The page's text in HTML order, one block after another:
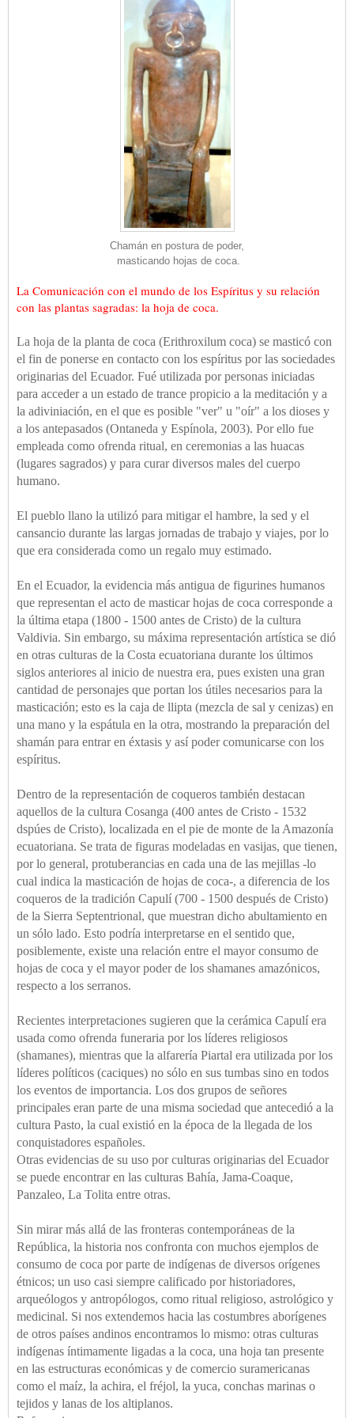
Chamán en postura de poder,
masticando hojas de coca.
La Comunicación con el mundo de los Espíritus y su relación
con las plantas sagradas: la hoja de coca.
La hoja de la planta de coca (Erithroxilum coca) se masticó con
el fin de ponerse en contacto con los espíritus por las sociedades
originarias del Ecuador. Fué utilizada por personas iniciadas
para acceder a un estado de trance propicio a la meditación y a
la adiviniación, en el que es posible "ver" u "oír" a los dioses y
a los antepasados (Ontaneda y Espínola, 2003). Por ello fue
empleada como ofrenda ritual, en ceremonias a las huacas
(lugares sagrados) y para curar diversos males del cuerpo
humano.
El pueblo llano la utilizó para mitigar el hambre, la sed y el
cansancio durante las largas jornadas de trabajo y viajes, por lo
que era considerada como un regalo muy estimado.
En el Ecuador, la evidencia más antigua de figurines humanos
que representan el acto de masticar hojas de coca corresponde a
la última etapa (1800 - 1500 antes de Cristo) de la cultura
Valdivia. Sin embargo, su máxima representación artística se dió
en otras culturas de la Costa ecuatoriana durante los últimos
siglos anteriores al inicio de nuestra era, pues existen una gran
cantidad de personajes que portan los útiles necesarios para la
masticación; esto es la caja de llipta (mezcla de sal y cenizas) en
una mano y la espátula en la otra, mostrando la preparación del
shamán para entrar en éxtasis y así poder comunicarse con los
espíritus.
Dentro de la representación de coqueros también destacan
aquellos de la cultura Cosanga (400 antes de Cristo - 1532
dspúes de Cristo), localizada en el pie de monte de la Amazonía
ecuatoriana. Se trata de figuras modeladas en vasijas, que tienen,
por lo general, protuberancias en cada una de las mejillas -lo
cual indica la masticación de hojas de coca-, a diferencia de los
coqueros de la tradición Capulí (700 - 1500 después de Cristo)
de la Sierra Septentrional, que muestran dicho abultamiento en
un sólo lado. Esto podría interpretarse en el sentido que,
posiblemente, existe una relación entre el mayor consumo de
hojas de coca y el mayor poder de los shamanes amazónicos,
respecto a los serranos.
Recientes interpretaciones sugieren que la cerámica Capulí era
usada como ofrenda funeraria por los líderes religiosos
(shamanes), mientras que la alfarería Piartal era utilizada por los
líderes políticos (caciques) no sólo en sus tumbas sino en todos
los eventos de importancia. Los dos grupos de señores
principales eran parte de una misma sociedad que antecedió a la
cultura Pasto, la cual existió en la época de la llegada de los
conquistadores españoles.
Otras evidencias de su uso por culturas originarias del Ecuador
se puede encontrar en las culturas Bahía, Jama-Coaque,
Panzaleo, La Tolita entre otras.
Sin mirar más allá de las fronteras contemporáneas de la
República, la historia nos confronta con muchos ejemplos de
consumo de coca por parte de indígenas de diversos orígenes
étnicos; un uso casi siempre calificado por historiadores,
arqueólogos y antropólogos, como ritual religioso, astrológico y
medicinal. Si nos extendemos hacia las costumbres aborígenes
de otros países andinos encontramos lo mismo: otras culturas
indígenas íntimamente ligadas a la coca, una hoja tan presente
en las estructuras económicas y de comercio suramericanas
como el maíz, la achira, el fréjol, la yuca, conchas marinas o
tejidos y lanas de los altiplanos.